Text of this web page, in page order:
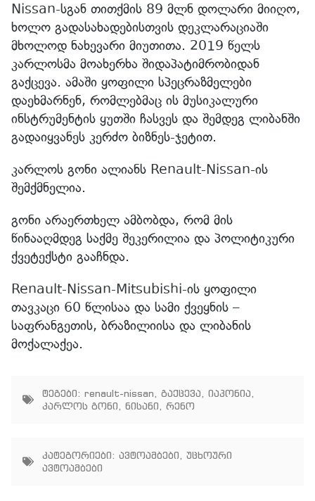
Nissan-სგან თითქმის 89 მლნ დოლარი მიიღო,
ხოლო გადასახადებისთვის დეკლარაციაში
მხოლოდ ნახევარი მიუთითა. 2019 წელს
კარლოსმა მოახერხა შიდაპატიმრობიდან
გაქცევა. ამაში ყოფილი სპეცრაზმელები
დაეხმარნენ, რომლებმაც ის მუსიკალური
ინსტრუმენტის ყუთში ჩასვეს და შემდეგ ლიბანში
გადაიყვანეს კერძო ბიზნეს-ჯეტით.
კარლოს გონი ალიანს Renault-Nissan-ის
შემქმნელია.
გონი არაერთხელ ამბობდა, რომ მის
წინააღმდეგ საქმე შეკერილია და პოლიტიკური
ქვეტექსტი გააჩნდა.
Renault-Nissan-Mitsubishi-ის ყოფილი
თავკაცი 60 წლისაა და სამი ქვეყნის –
საფრანგეთის, ბრაზილიისა და ლიბანის
მოქალაქეა.
ტეგები: renault-nissan, გაქცევა, იაპონია,
კარლოს გონი, ნისანი, რენო
კატეგორიები: ავტოამბები, უცხოური
ავტოამბები